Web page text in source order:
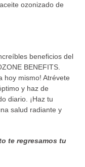
ozonizado de
beneficios del
BENEFITS.
hoy mismo! Atrévete
y haz de
diario. ¡Haz tu
salud radiante y
te regresamos tu